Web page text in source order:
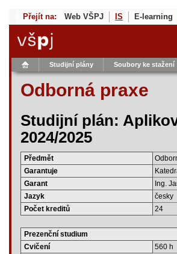
Přejít na: Web VŠPJ IS E-learning
Studijní plány Soubory ke stažení
Odborná praxe
Studijní plán:
2024/2025
Předmět
Garantuje
Garant
Ing.
Jazyk
česky
Počet kreditů
24
Prezenční studium
Cvičení
560 h